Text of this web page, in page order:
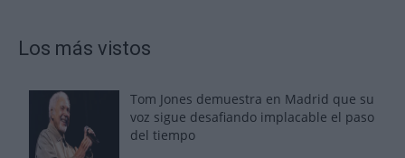
Los más vistos
Tom Jones demuestra en Madrid que su
voz sigue desafiando implacable el paso
del tiempo